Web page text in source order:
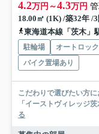
4.2万円～4.3万円
18.00㎡ (1K) /築32年 /
東海道本線「茨木」
駐輪場 オートロック
バイク置場あり
こだわりで選びたい方
「イーストヴィレッジ
る